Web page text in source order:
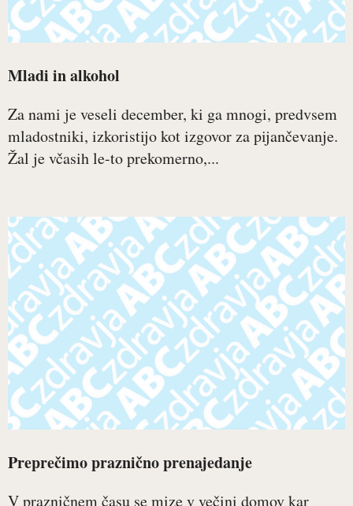
Mladi in alkohol
Za nami je veseli december, ki ga mnogi, predvsem
mladostniki, izkoristijo kot izgovor za pijančevanje.
Žal je včasih le-to prekomerno,...
Preprečimo praznično prenajedanje
V prazničnem času se mize v večini domov kar